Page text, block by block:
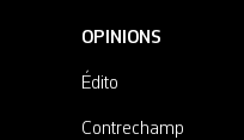
OPINIONS
Édito
Contrechamp